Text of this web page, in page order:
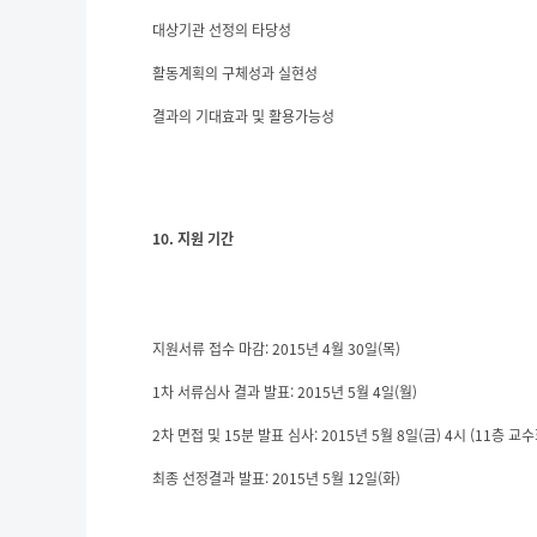
대상기관 선정의 타당성
활동계획의 구체성과 실현성
결과의 기대효과 및 활용가능성
10. 지원 기간
지원서류 접수 마감: 2015년 4월 30일(목)
1차 서류심사 결과 발표: 2015년 5월 4일(월)
2차 면접 및 15분 발표 심사: 2015년 5월 8일(금) 4시 (11층 교수
최종 선정결과 발표: 2015년 5월 12일(화)